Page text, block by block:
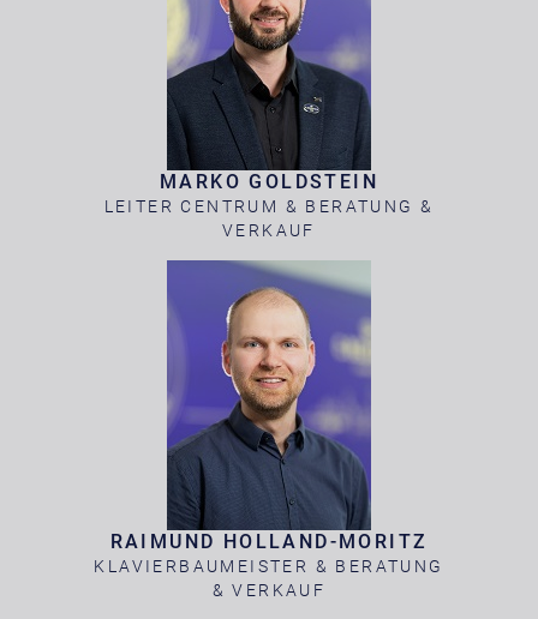
MARKO GOLDSTEIN
LEITER CENTRUM & BERATUNG &
VERKAUF
RAIMUND HOLLAND-MORITZ
KLAVIERBAUMEISTER & BERATUNG
& VERKAUF